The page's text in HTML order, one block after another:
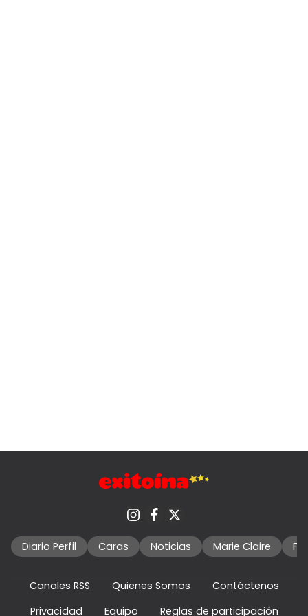
Diario Perfil Caras Noticias Marie Claire
Canales RSS Quienes Somos
Contáctenos
Privacidad
Equipo Reglas de participación